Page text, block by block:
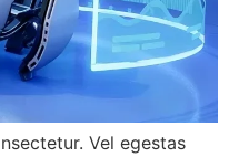
Vel egestas